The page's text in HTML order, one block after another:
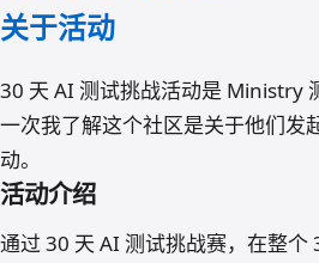
关于活动
30 天 AI 测试挑战活动是 Ministry
一次我了解这个社区是关于他们发
动。
活动介绍
通过 30 天 AI 测试挑战赛，在整个